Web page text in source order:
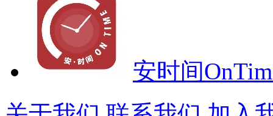
安时间